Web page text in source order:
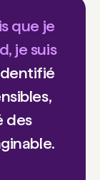
que je
je suis
des